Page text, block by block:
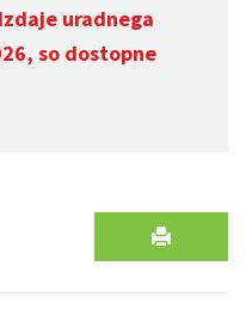
uradnega
so dostopne